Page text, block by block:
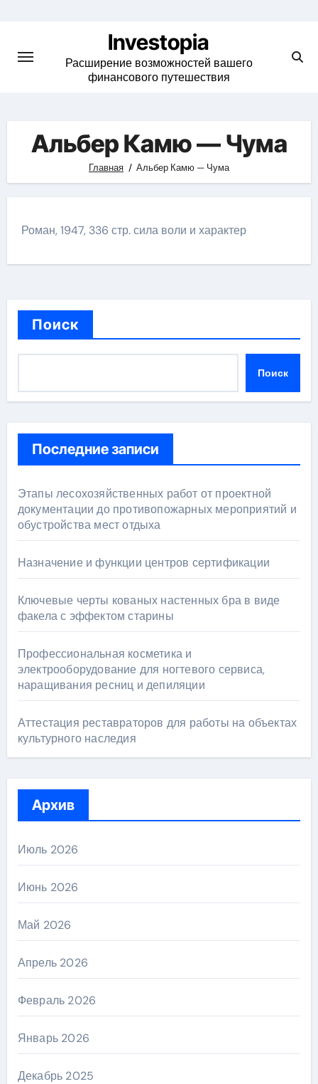
content
Investopia
Расширение возможностей вашего
финансового путешествия
Альбер Камю — Чума
Главная Альбер Камю — Чума
Роман, 1947, 336 стр. сила воли и характер
Поиск
Поиск
Последние записи
Этапы лесохозяйственных работ от проектной
документации до противопожарных мероприятий и
обустройства мест отдыха
Назначение и функции центров сертификации
Ключевые черты кованых настенных бра в виде
факела с эффектом старины
Профессиональная косметика и
электрооборудование для ногтевого сервиса,
наращивания ресниц и депиляции
Аттестация реставраторов для работы на объектах
культурного наследия
Архив
Июль 2026
Июнь 2026
Май 2026
Апрель 2026
Февраль 2026
Январь 2026
Декабрь 2025